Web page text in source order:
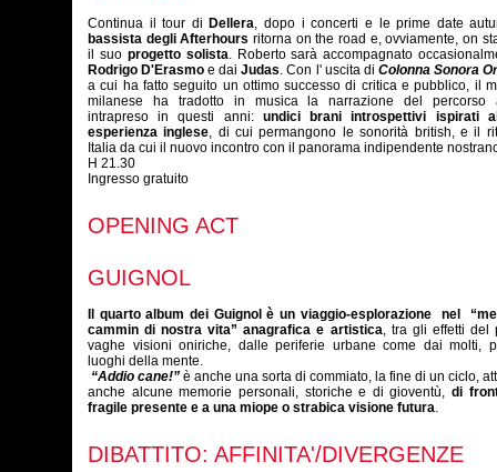
Continua il tour di Dellera, dopo i concerti e le prime date
bassista degli Afterhours ritorna on the road e, ovviamente, on
il suo progetto solista. Roberto sarà accompagnato
Rodrigo D'Erasmo e daiJudas. Con l' uscita di Colonna Sonora
a cui ha fatto seguito un ottimo successo di critica e pubblico, il
milanese ha tradotto in musica la narrazione del percorso
intrapreso in questi anni: undici brani introspettivi ispirati
esperienza inglese, di cui permangono le sonorità british, e il
Italia da cui il nuovo incontro con il panorama indipendente
H 21.30
Ingresso gratuito
OPENING ACT
GUIGNOL
Il quarto album dei Guignol è un viaggio-esplorazione nel
cammin dinostra vita” anagrafica e artistica, tra gli effetti del
vaghe visioni oniriche, dalle periferie urbane come dai molti,
luoghi della mente.
“Addio cane!” è anche una sorta di commiato, la fine di un ciclo,
anche alcune memorie personali, storiche e di gioventù,di
fragile presente e a una miope o strabica visione futura.
DIBATTITO: AFFINITA'/DIVERGENZE